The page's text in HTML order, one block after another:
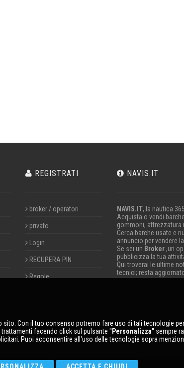
REGISTRATI
broker / operatori
privato
Login
RECUPERA PIN
Regole
NAVIS.IT
NAVIS.IT, la nautica
Acquista o vendi
gommoni, attrezzatura
Cerca barche usate e
annuncio per vendere
Se sei un Broker,un
pubblicizza la tua
Qui troverai le ultime
tecnici; resta
Con il tuo consenso potremo fare uso di tali tecnologie
facendo click sul pulsante '' Personalizza'' sempre
Puoi acconsentire all'uso delle tecnologie sopra